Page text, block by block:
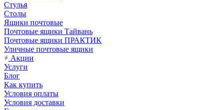
Стулья
Столы
Ящики почтовые
Почтовые ящики Тайвань
Почтовые ящики ПРАКТИК
Уличные почтовые ящики
Акции
Услуги
Блог
Как купить
Условия оплаты
Условия доставки